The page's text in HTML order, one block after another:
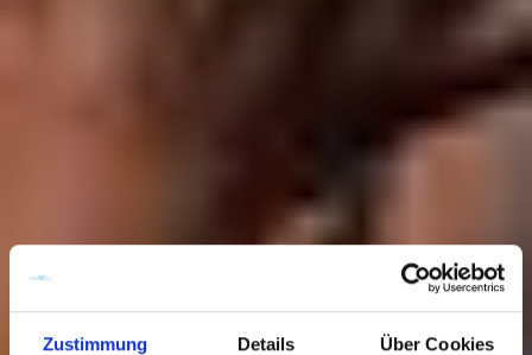
Zustimmung Details Über Cookies